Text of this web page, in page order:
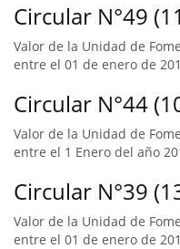
Circular N°49
Valor de la Unidad de
entre el 01 de enero de
Circular N°44
Valor de la Unidad de
entre el 1 Enero del año
Circular N°39
Valor de la Unidad de
entre el 01 de enero de